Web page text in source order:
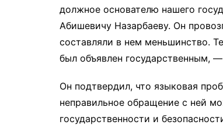
должное основателю нашего
Абишевичу Назарбаеву. Он
составляли в нем меньшинство.
был объявлен государственным, —
Он подтвердил, что языковая
неправильное обращение с ней
государственности и